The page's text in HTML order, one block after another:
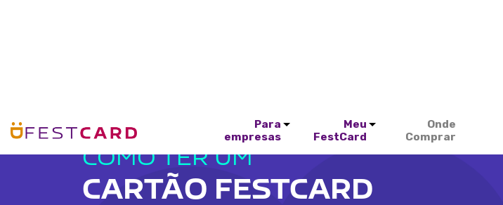
Para
empresas
Meu
FestCard
Onde
Comprar
COMO TER UM
CARTÃO FESTCARD